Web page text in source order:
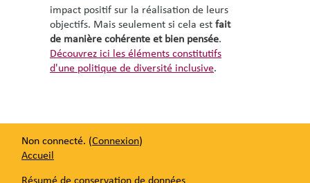
impact positif sur la réalisation de leurs
objectifs. Mais seulement si cela est fait
de manière cohérente et bien pensée.
Découvrez ici les éléments constitutifs
d'une politique de diversité inclusive.
Non connecté. (Connexion)
Accueil